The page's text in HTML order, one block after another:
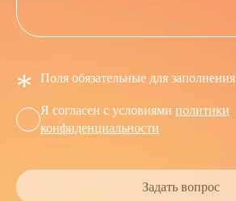
Задать вопрос
* Поля обязательные для заполнения
Я согласен с условиями политики
конфиденциальности